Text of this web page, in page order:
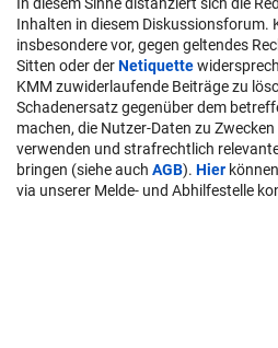
In diesem Sinne distanziert sich die
Inhalten in diesem Diskussionsforum.
insbesondere vor, gegen geltendes
Sitten oder derNetiquette
KMM zuwiderlaufende Beiträge zu
Schadenersatz gegenüber dem
machen, die Nutzer-Daten zu
verwenden und strafrechtlich
bringen (siehe auch AGB). Hier
via unserer Melde- und Abhilfestelle